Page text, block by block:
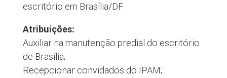
escritório em Brasília/DF.
Atribuições:
Auxiliar na manutenção predial do escritório
de Brasília;
Recepcionar convidados do IPAM;